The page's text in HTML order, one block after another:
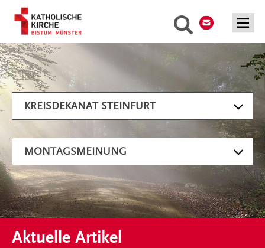
Suche
Aktuelle Artikel
Artikel filtern
KREISDEKANAT STEINFURT
MONTAGSMEINUNG